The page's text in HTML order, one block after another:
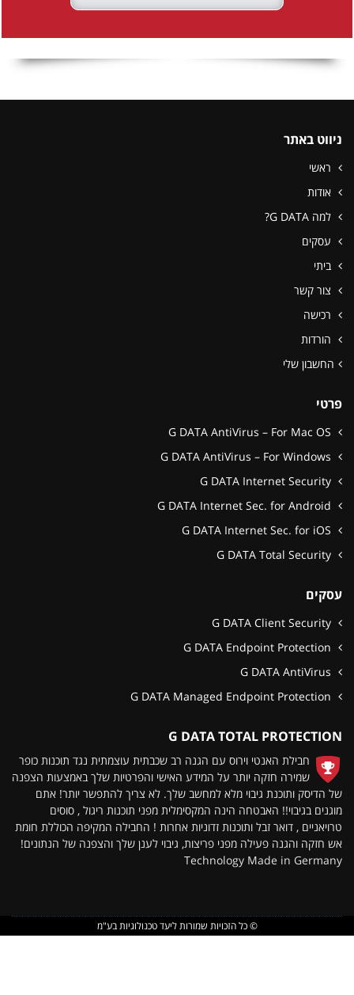
באתר
ראשי
אודות
למה G DATA?
עסקים
ביתי
צור קשר
רכישה
הורדות
החשבון שלי
G DATA TOTAL
חבילת האנטי וירוס עם הגנה רב שכבתית עוצמתית נגד תוכנות כופר
שמירה חזקה יותר על המידע האישי והפרטיות שלך באמצעות הצפנה
הדיסק ותוכנת גיבוי מלא למחשב שלך. לא צריך להתפשר יותר! אתם
בגיבוי!! האבטחה הינה המקסימלית מפני תוכנות ריגול , סוסים
, דואר זבל ותוכנות זדוניות אחרות ! החבילה המקיפה הכוללת חומת
חזקה והגנה פעילה מפני פריצות, גיבוי לענן שלך והצפנה של הנתונים!
Technology Made in
© כל הזכויות שמורות ליעד טכנולוגיות בע"מ